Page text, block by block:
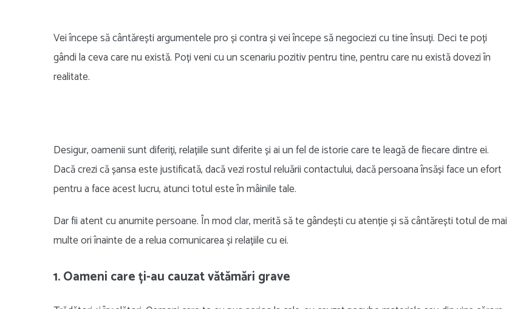
Vei începe să cântărești argumentele pro și contra și vei începe să negociezi cu tine însuți. Deci te poți
gândi la ceva care nu există. Poți veni cu un scenariu pozitiv pentru tine, pentru care nu există dovezi în
realitate.
Desigur, oamenii sunt diferiți, relațiile sunt diferite și ai un fel de istorie care te leagă de fiecare dintre ei.
Dacă crezi că șansa este justificată, dacă vezi rostul reluării contactului, dacă persoana însăși face un efort
pentru a face acest lucru, atunci totul este în mâinile tale.
Dar fii atent cu anumite persoane. În mod clar, merită să te gândești cu atenție și să cântărești totul de mai
multe ori înainte de a relua comunicarea și relațiile cu ei.
1. Oameni care ți-au cauzat vătămări grave